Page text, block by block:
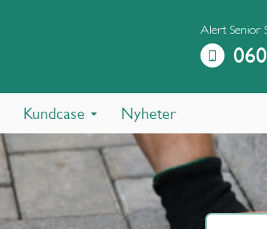
Alert Senior
Kundcase Nyheter